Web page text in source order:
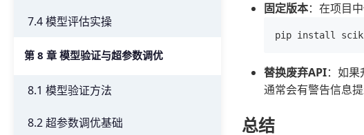
7.4 模型评估实操
第 8 章 模型验证与超参数调优
8.1 模型验证方法
8.2 超参数调优基础
固定版本：在项目
替换废弃API：如
通常会有警告信息提
总结